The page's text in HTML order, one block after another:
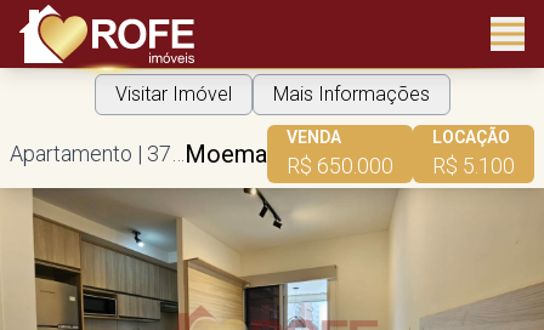
Moema
VENDA
R$ 650.000
LOCAÇÃO
R$ 5.100
Visitar Imóvel Mais Informações